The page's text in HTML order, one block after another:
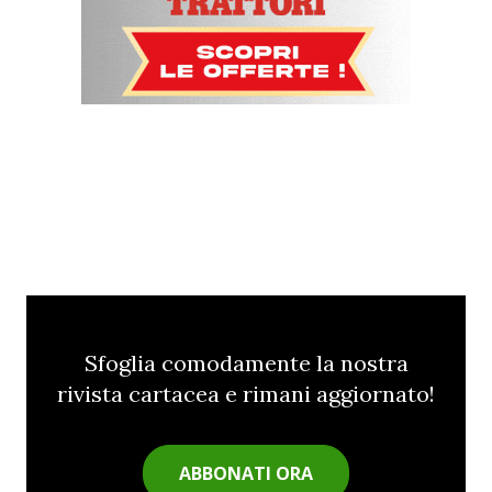
Sfoglia comodamente la nostra
rivista cartacea e rimani aggiornato!
ABBONATI ORA